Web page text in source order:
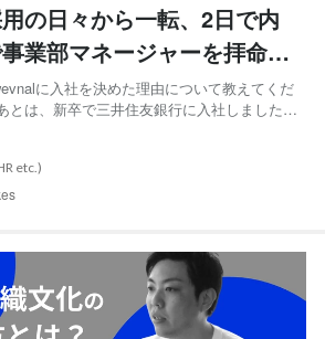
の日々から一転、2日で内
業部マネージャーを拝命し
ロセスの改正
に入社を決めた理由について教えてくだ
とは、新卒で三井住友銀行に入社しました。
。一定やり切ったかなと感じた入社3年半く
ました。そこから地元の大阪...
etc.)